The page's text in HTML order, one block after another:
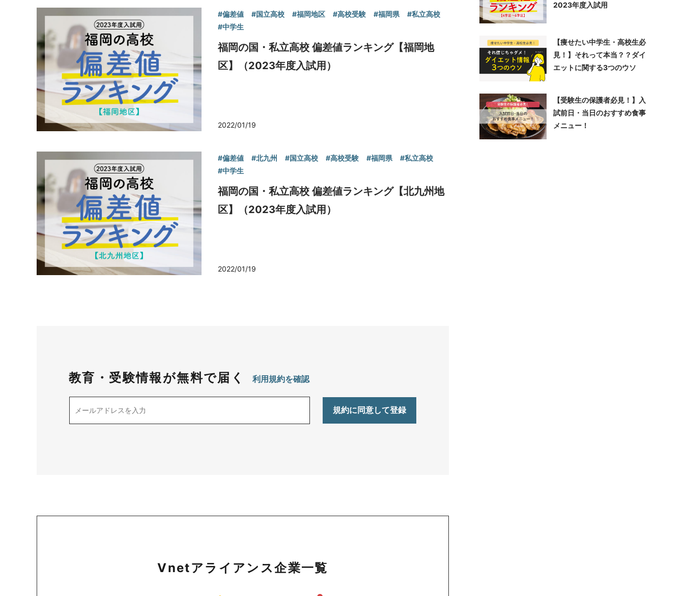
#偏差値 #国立高校 #福岡地区 #高校受験 #福岡県
#私立高校
#中学生
福岡の国・私立高校 偏差値ランキング【福岡地
区】（2023年度入試用）
2022/01/19
#偏差値 #北九州 #国立高校 #高校受験 #福岡県
#私立高校
#中学生
福岡の国・私立高校 偏差値ランキング【北九州地
区】（2023年度入試用）
2022/01/19
教育・受験情報が無料で届く 利用規約を確認
Vnetアライアンス企業一覧
2023年度入試用
【痩せたい中学生・高校生必
見！】それって本当？？ダイ
エットに関する3つのウソ
【受験生の保護者必見！】入
試前日・当日のおすすめ食事
メニュー！